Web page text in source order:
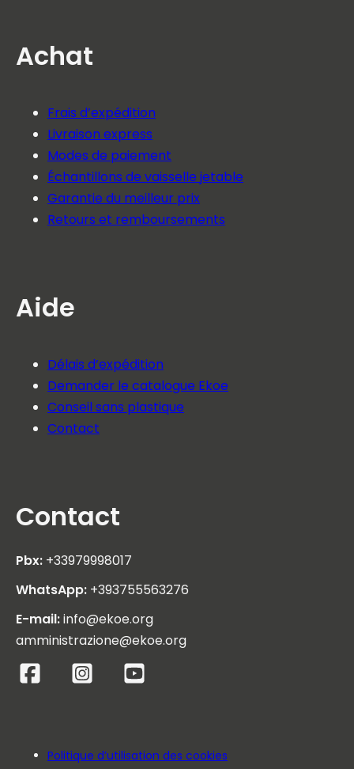
Achat
Frais d’expédition
Livraison express
Modes de paiement
Échantillons de vaisselle jetable
Garantie du meilleur prix
Retours et remboursements
Aide
Délais d’expédition
Demander le catalogue Ekoe
Conseil sans plastique
Contact
Contact
Pbx: +33979998017
WhatsApp: +393755563276
E-mail:info@ekoe.org
amministrazione@ekoe.org
Politique d’utilisation des cookies